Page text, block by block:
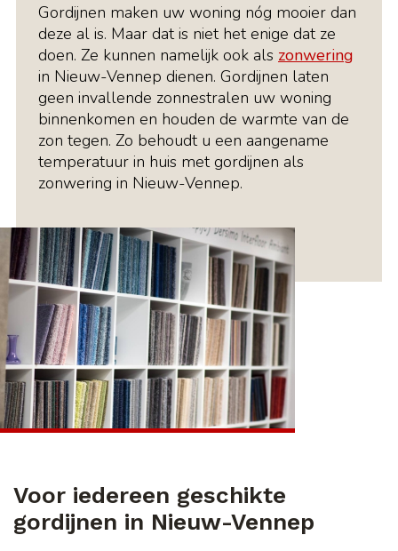
Gordijnen maken uw woning nóg mooier dan
deze al is. Maar dat is niet het enige dat ze
doen. Ze kunnen namelijk ook als zonwering
in Nieuw-Vennep dienen. Gordijnen laten
geen invallende zonnestralen uw woning
binnenkomen en houden de warmte van de
zon tegen. Zo behoudt u een aangename
temperatuur in huis met gordijnen als
zonwering in Nieuw-Vennep.
Voor iedereen geschikte
gordijnen in Nieuw-Vennep